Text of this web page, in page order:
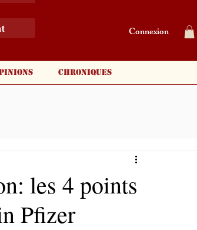
Connexion
Chroniques
les 4 points
Pfizer